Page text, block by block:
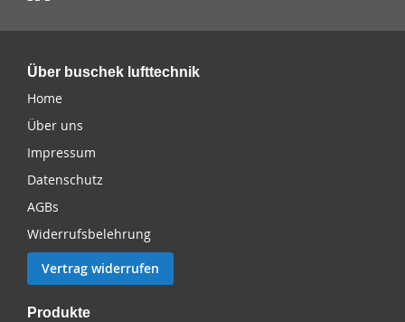
Über buschek lufttechnik
Home
Über uns
Impressum
Datenschutz
AGBs
Widerrufsbelehrung
Vertrag widerrufen
Produkte